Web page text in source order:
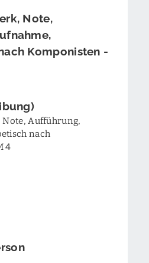
Note,
Komponisten -
Note, Aufführung,
nach
4